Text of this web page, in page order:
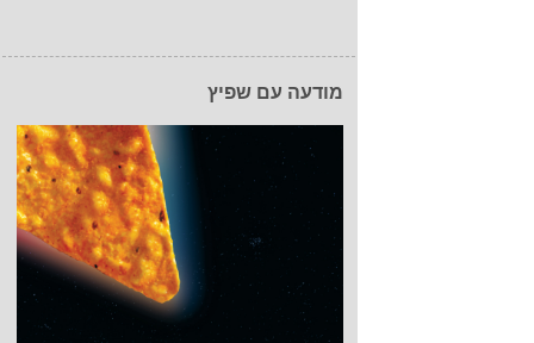
מודעה עם שפיץ